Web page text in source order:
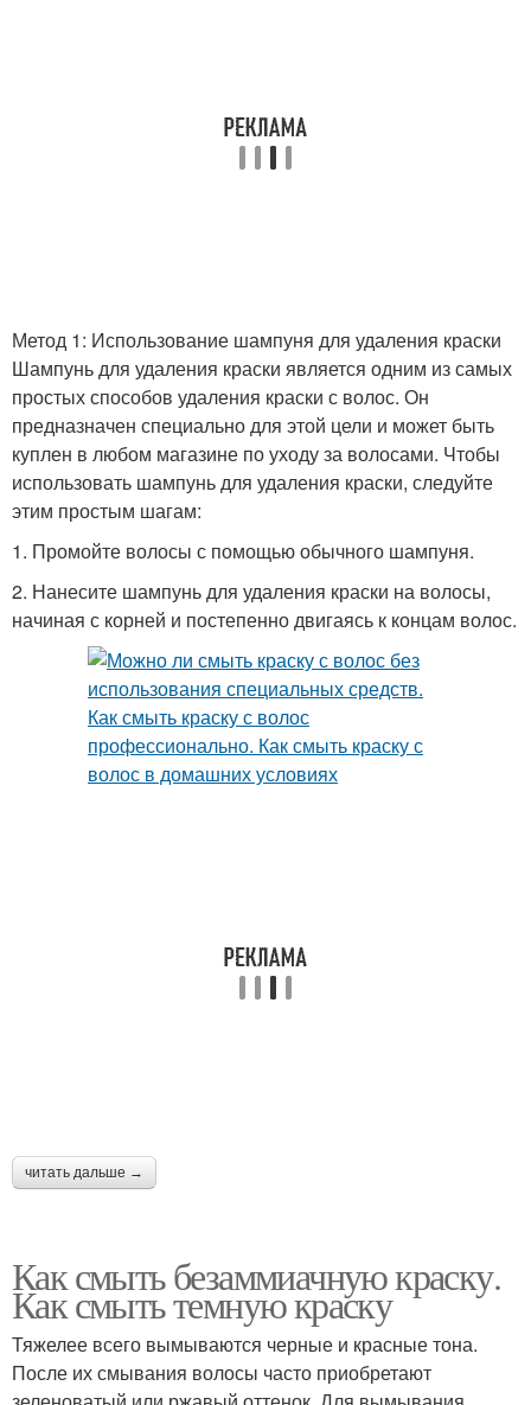
Метод 1: Использование шампуня для удаления краски
Шампунь для удаления краски является одним из самых
простых способов удаления краски с волос. Он
предназначен специально для этой цели и может быть
куплен в любом магазине по уходу за волосами. Чтобы
использовать шампунь для удаления краски, следуйте
этим простым шагам:
1. Промойте волосы с помощью обычного шампуня.
2. Нанесите шампунь для удаления краски на волосы,
начиная с корней и постепенно двигаясь к концам волос.
читать дальше →
Как смыть безаммиачную краску.
Как смыть темную краску
Тяжелее всего вымываются черные и красные тона.
После их смывания волосы часто приобретают